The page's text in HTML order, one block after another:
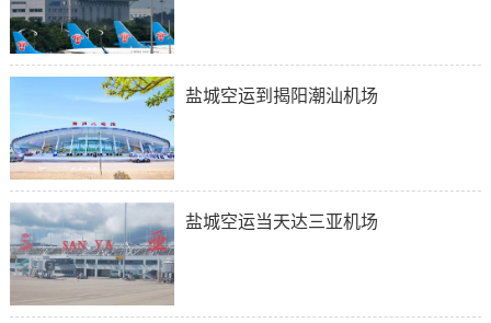
盐城空运到揭阳潮汕机场
盐城空运当天达三亚机场